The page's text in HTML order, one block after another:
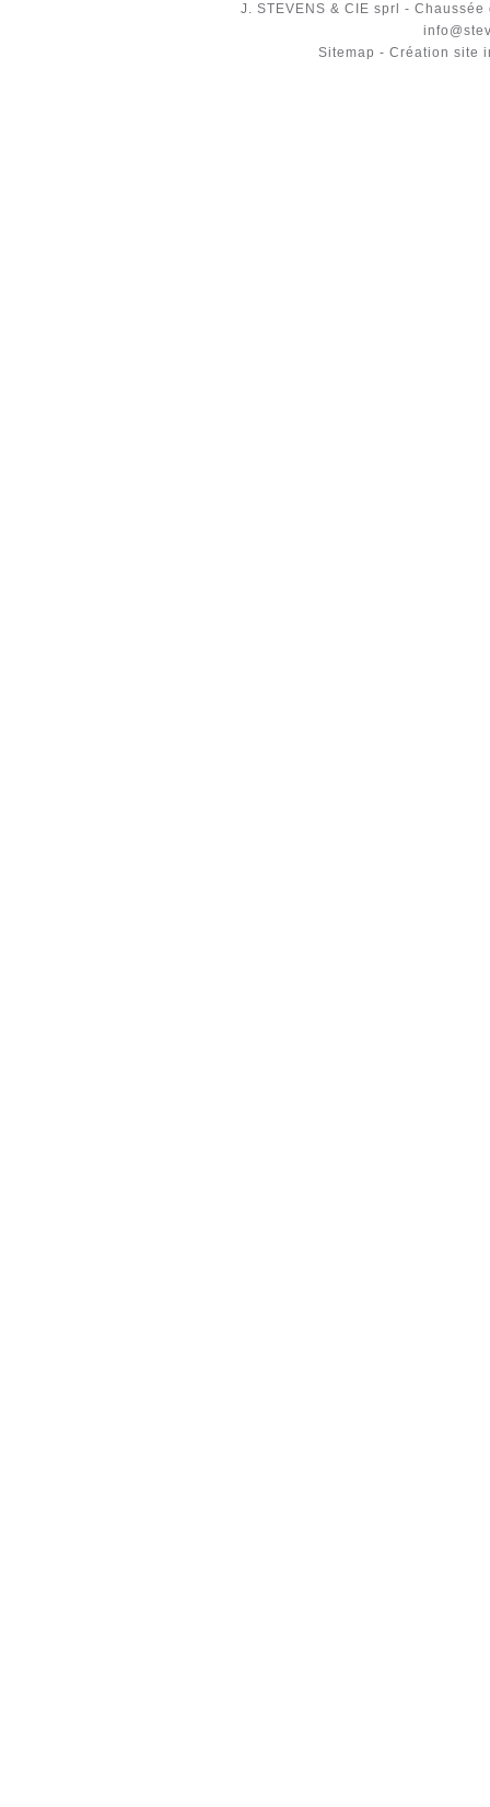
J. STEVENS & CIE sprl - Chaussée
Sitemap - Création site